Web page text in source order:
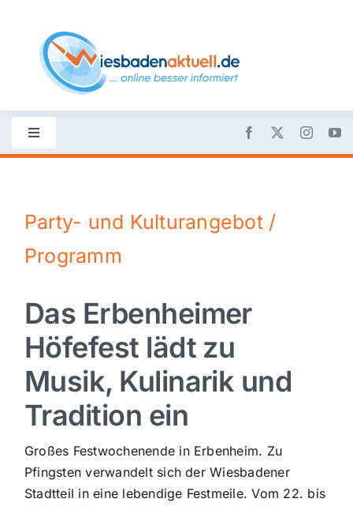
content
Toggle
Navigation
Nachrichten
Wirtschaft
Sport
Panorama
Party- und Kulturangebot /
Programm
Das Erbenheimer
Höfefest lädt zu
Musik, Kulinarik und
Tradition ein
Großes Festwochenende in Erbenheim. Zu
Pfingsten verwandelt sich der Wiesbadener
Stadtteil in eine lebendige Festmeile. Vom 22. bis